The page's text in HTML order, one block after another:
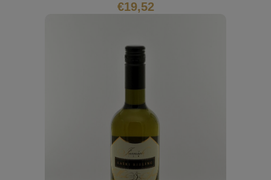
€19,52